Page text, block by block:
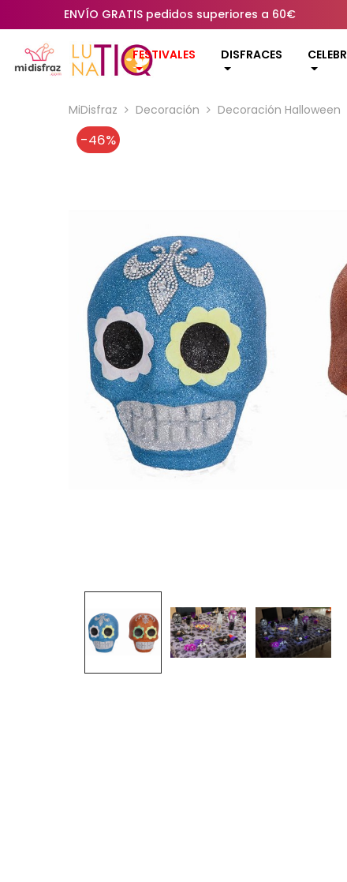
ENVÍO GRATIS pedidos superiores a 60€
FESTIVALES DISFRACES
MiDisfraz Decoración Decoración Halloween
-46%